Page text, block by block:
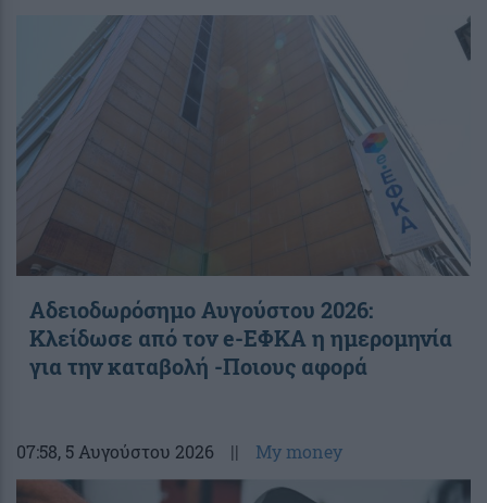
Αδειοδωρόσημο Αυγούστου 2026:
Κλείδωσε από τον e-ΕΦΚΑ η ημερομηνία
για την καταβολή -Ποιους αφορά
07:58, 5 Αυγούστου 2026 || My money